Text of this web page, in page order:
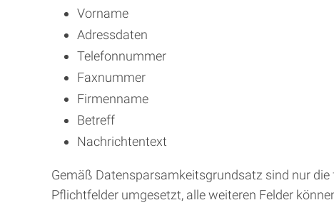
Vorname
Adressdaten
Telefonnummer
Faxnummer
Firmenname
Betreff
Nachrichtentext
Gemäß Datensparsamkeitsgrundsatz sind nur
Pflichtfelder umgesetzt, alle weiteren Felder